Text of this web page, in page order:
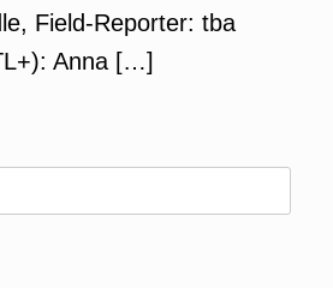
Field-Reporter: tba
Anna […]